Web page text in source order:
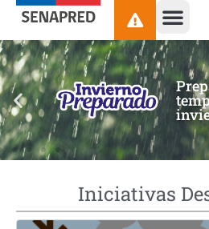
contenido
Iniciativas